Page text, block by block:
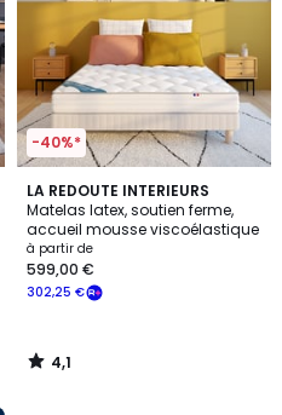
-40%*
LA REDOUTE INTERIEURS
Matelas latex, soutien ferme,
accueil mousse viscoélastique
à partir de
302,25 €
599,00 €
4,1
/ 5
4,1
/